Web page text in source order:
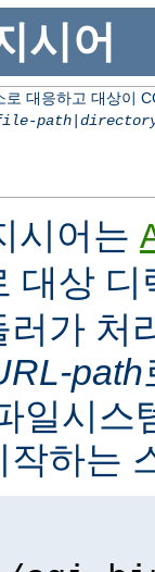
시어
대응하고 대상이
path|
시어는
대상
가 처
path
일시스
하는